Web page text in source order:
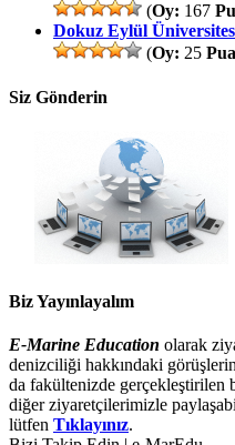
(Oy: 167
Dokuz Eylül
(Oy: 25
Siz Gönderin
Biz Yayınlayalım
E-Marine Education olarak
denizciliği hakkındaki
da fakültenizde gerçekleştirilen
diğer ziyaretçilerimizle
lütfen Tıklayınız.